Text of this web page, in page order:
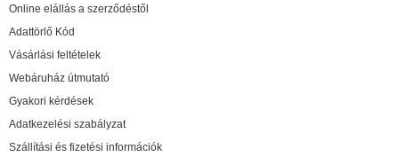
Online elállás a szerződéstől
Adattörlő Kód
Vásárlási feltételek
Webáruház útmutató
Gyakori kérdések
Adatkezelési szabályzat
Szállítási és fizetési információk